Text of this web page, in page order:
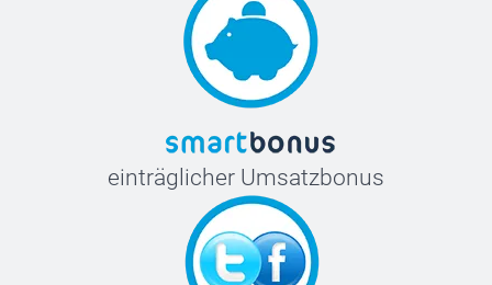
einträglicher Umsatzbonus